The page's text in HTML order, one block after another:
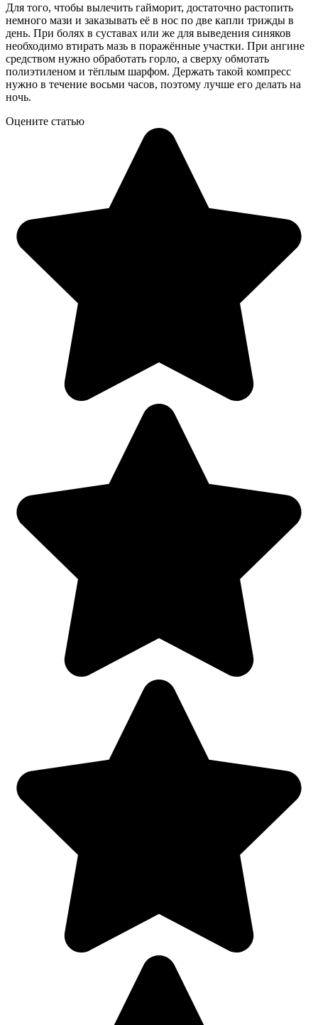
Для того, чтобы вылечить гайморит, достаточно растопить
немного мази и заказывать её в нос по две капли трижды в
день. При болях в суставах или же для выведения синяков
необходимо втирать мазь в поражённые участки. При ангине
средством нужно обработать горло, а сверху обмотать
полиэтиленом и тёплым шарфом. Держать такой компресс
нужно в течение восьми часов, поэтому лучше его делать на
ночь.
Оцените статью